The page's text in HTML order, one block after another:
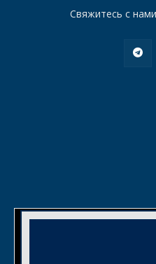
Свяжитесь с